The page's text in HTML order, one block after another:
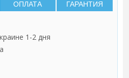
ОПЛАТА ГАРАНТИЯ
1-2 дня